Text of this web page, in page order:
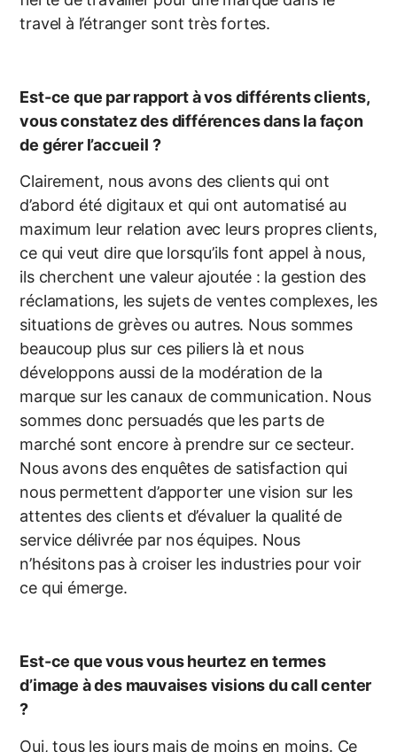
travel à l’étranger sont très fortes.
Est-ce que par rapport à vos différents clients,
vous constatez des différences dans la façon
de gérer l’accueil ?
Clairement, nous avons des clients qui ont
d’abord été digitaux et qui ont automatisé au
maximum leur relation avec leurs propres clients,
ce qui veut dire que lorsqu’ils font appel à nous,
ils cherchent une valeur ajoutée : la gestion des
réclamations, les sujets de ventes complexes, les
situations de grèves ou autres. Nous sommes
beaucoup plus sur ces piliers là et nous
développons aussi de la modération de la
marque sur les canaux de communication. Nous
sommes donc persuadés que les parts de
marché sont encore à prendre sur ce secteur.
Nous avons des enquêtes de satisfaction qui
nous permettent d’apporter une vision sur les
attentes des clients et d’évaluer la qualité de
service délivrée par nos équipes. Nous
n’hésitons pas à croiser les industries pour voir
ce qui émerge.
Est-ce que vous vous heurtez en termes
d’image à des mauvaises visions du call center
?
Oui, tous les jours mais de moins en moins. Ce